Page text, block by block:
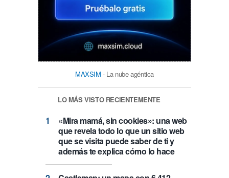
MAXSIM - La nube agéntica
LO MÁS VISTO RECIENTEMENTE
«Mira mamá, sin cookies»: una web
que revela todo lo que un sitio web
que se visita puede saber de ti y
además te explica cómo lo hace